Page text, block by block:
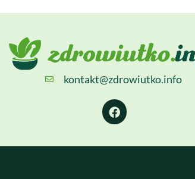
kontakt@zdrowiutko.info